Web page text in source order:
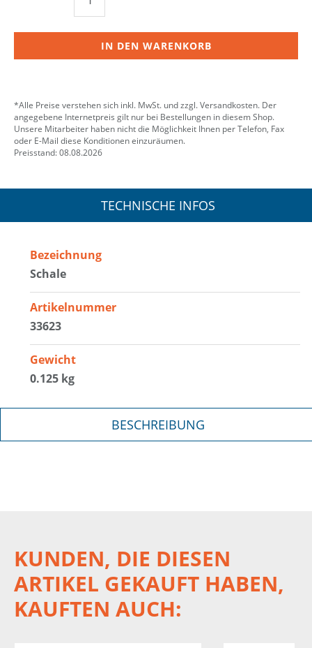
IN DEN WARENKORB
*Alle Preise verstehen sich inkl. MwSt. und zzgl. Versandkosten. Der
angegebene Internetpreis gilt nur bei Bestellungen in diesem Shop.
Unsere Mitarbeiter haben nicht die Möglichkeit Ihnen per Telefon, Fax
oder E-Mail diese Konditionen einzuräumen.
Preisstand: 08.08.2026
TECHNISCHE INFOS
Bezeichnung
Schale
Artikelnummer
33623
Gewicht
0.125 kg
BESCHREIBUNG
KUNDEN, DIE DIESEN
ARTIKEL GEKAUFT HABEN,
KAUFTEN AUCH: